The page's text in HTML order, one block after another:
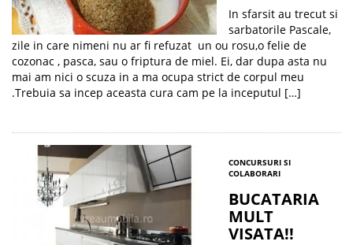
In sfarsit au trecut si
sarbatorile Pascale,
zile in care nimeni nu ar fi refuzat un ou rosu,o felie de
cozonac , pasca, sau o friptura de miel. Ei, dar dupa asta nu
mai am nici o scuza in a ma ocupa strict de corpul meu
.Trebuia sa incep aceasta cura cam pe la inceputul […]
CONCURSURI SI
COLABORARI
BUCATARIA
MULT
VISATA!!